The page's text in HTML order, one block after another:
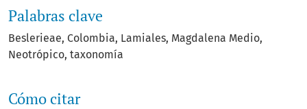
Palabras clave
Beslerieae Colombia Lamiales Magdalena Medio
Neotrópico taxonomía
Cómo citar